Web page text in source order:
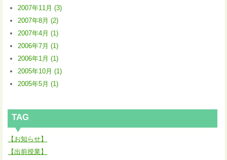
2007年11月 (3)
2007年8月 (2)
2007年4月 (1)
2006年7月 (1)
2006年1月 (1)
2005年10月 (1)
2005年5月 (1)
TAG
【お知らせ】
【出前授業】